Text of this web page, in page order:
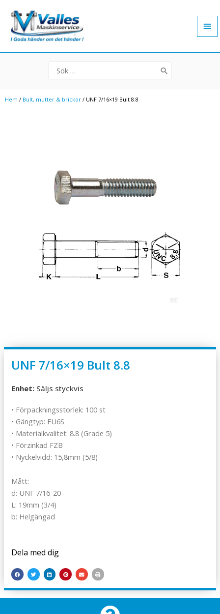
innehåll
Search
for:
Hem / Bult, mutter & brickor / UNF 7/16×19 Bult 8.8
UNF 7/16×19 Bult 8.8
Enhet: Säljs styckvis
• Förpackningsstorlek: 100 st
• Gängtyp: FU6S
• Materialkvalitet: 8.8 (Grade 5)
• Förzinkad FZB
• Nyckelvidd: 15,8mm (5/8)
Mått:
d: UNF 7/16-20
L: 19mm (3/4)
b: Helgängad
Dela med dig